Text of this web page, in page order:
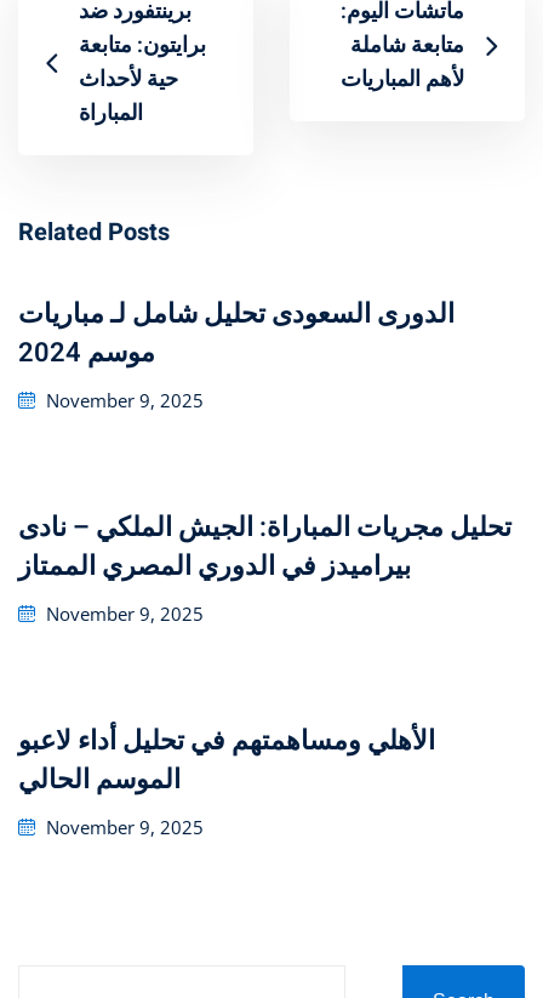
برينتفورد ضد
برايتون: متابعة
حية لأحداث
المباراة
ماتشات اليوم:
متابعة شاملة
لأهم المباريات
Related Posts
تحليل شامل لـ مباريات ‎الدورى السعودى
موسم 2024
Posted
November 9, 2025
تحليل مجريات المباراة: الجيش الملكي – نادى
بيراميدز في الدوري المصري الممتاز
Posted
November 9, 2025
تحليل أداء لاعبو ‎الأهلي ومساهمتهم في
الموسم الحالي
Posted
November 9, 2025